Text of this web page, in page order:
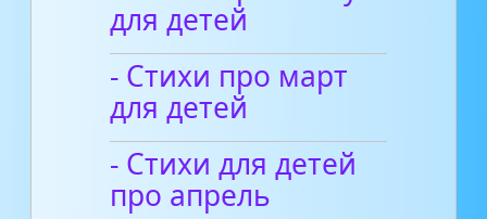
для детей
- Стихи про март
для детей
- Стихи для детей
про апрель